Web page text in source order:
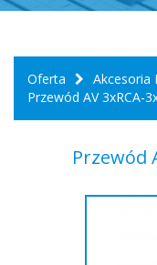
Oferta Akcesoria
Przewód AV 3xRCA-
Przewód